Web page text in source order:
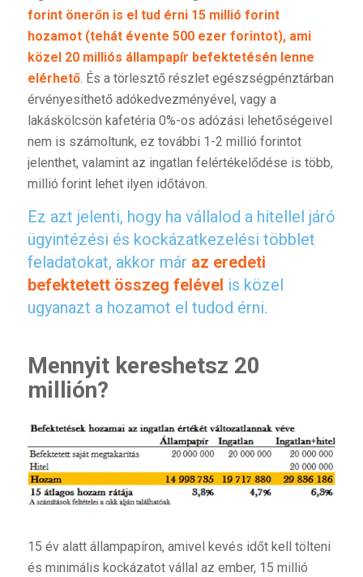
forint önerőn is el tud érni 15 millió forint
hozamot (tehát évente 500 ezer forintot), ami
közel 20 milliós állampapír befektetésén lenne
elérhető. És a törlesztő részlet egészségpénztárban
érvényesíthető adókedvezményével, vagy a
lakáskölcsön kafetéria 0%-os adózási lehetőségeivel
nem is számoltunk, ez további 1-2 millió forintot
jelenthet, valamint az ingatlan felértékelődése is több,
millió forint lehet ilyen időtávon.
Ez azt jelenti, hogy ha vállalod a hitellel járó
ügyintézési és kockázatkezelési többlet
feladatokat, akkor már az eredeti
befektetett összeg felével is közel
ugyanazt a hozamot el tudod érni.
Mennyit kereshetsz 20
millión?
15 év alatt állampapíron, amivel kevés időt kell tölteni
és minimális kockázatot vállal az ember, 15 millió